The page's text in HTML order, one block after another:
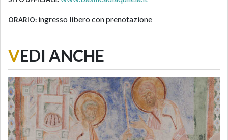
ORARIO: ingresso libero con prenotazione
VEDI ANCHE